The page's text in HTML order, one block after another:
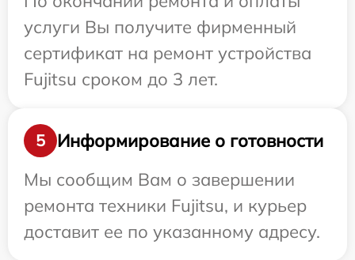
услуги Вы получите фирменный
сертификат на ремонт устройства
Fujitsu сроком до 3 лет.
5
Информирование о готовности
Мы сообщим Вам о завершении
ремонта техники Fujitsu, и курьер
доставит ее по указанному адресу.